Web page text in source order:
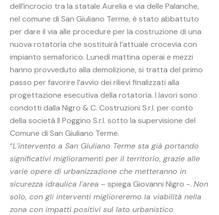
dell’incrocio tra la statale Aurelia e via delle Palanche,
nel comune di San Giuliano Terme, è stato abbattuto
per dare il via alle procedure per la costruzione di una
nuova rotatoria che sostituirà l’attuale crocevia con
impianto semaforico. Lunedì mattina operai e mezzi
hanno provveduto alla demolizione, si tratta del primo
passo per favorire l’avvio dei rilievi finalizzati alla
progettazione esecutiva della rotatoria. I lavori sono
condotti dalla Nigro & C. Costruzioni S.r.l. per conto
della società Il Poggino S.r.l. sotto la supervisione del
Comune di San Giuliano Terme.
“L’intervento a San Giuliano Terme sta già portando
significativi miglioramenti per il territorio, grazie alle
varie opere di urbanizzazione che metteranno in
sicurezza idraulica l’area – spiega Giovanni Nigro -. Non
solo, con gli interventi miglioreremo la viabilità nella
zona con impatti positivi sul lato urbanistico